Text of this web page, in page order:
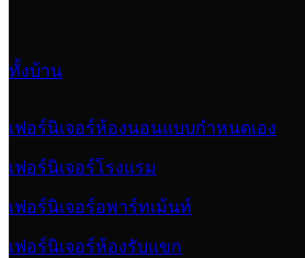
ทั้งบ้าน
เฟอร์นิเจอร์ห้องนอนแบบกำหนดเอง
เฟอร์นิเจอร์โรงแรม
เฟอร์นิเจอร์อพาร์ทเม้นท์
เฟอร์นิเจอร์ห้องรับแขก